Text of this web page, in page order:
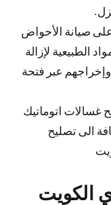
صيانة الأحواض
الطبيعية لإزالة
عبر فتحة
غسالات اتوماتيك
الى تصليح
الكويت